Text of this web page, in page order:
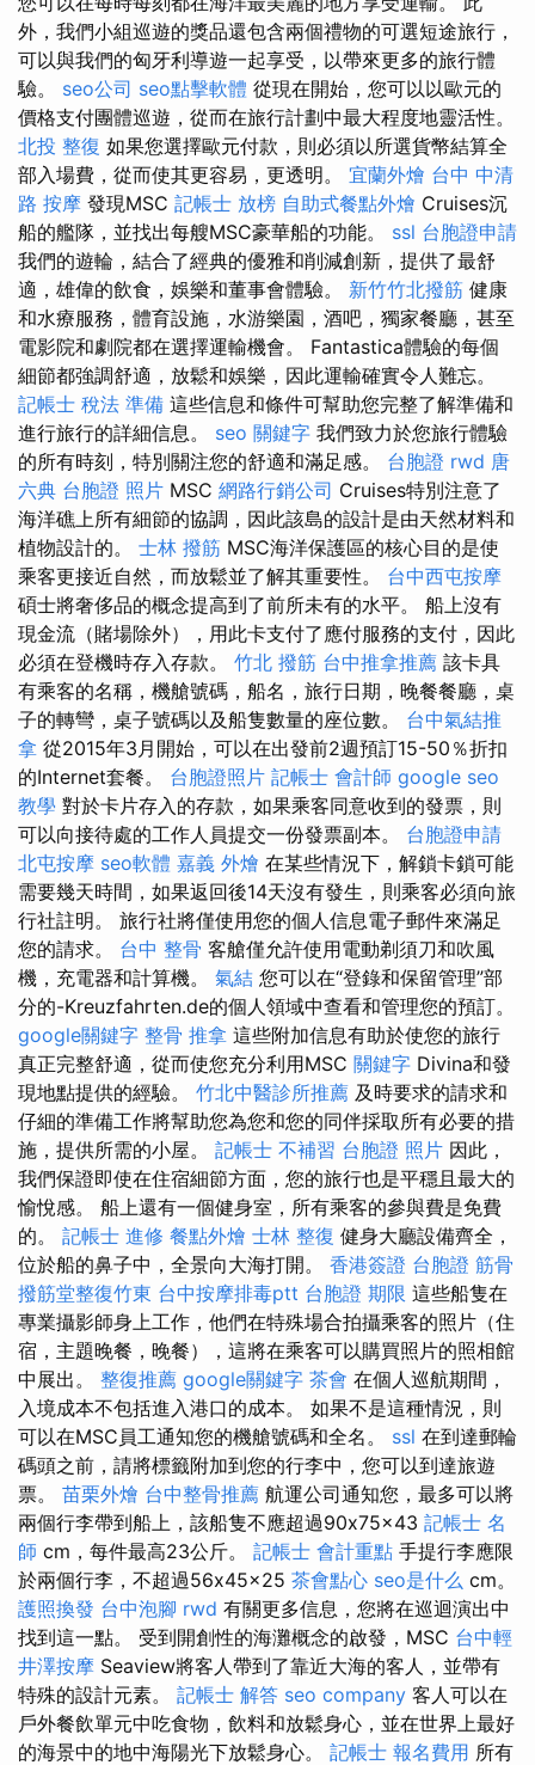
外，我們小組巡遊的獎品還包含兩個禮物的可選短途旅行，
可以與我們的匈牙利導遊一起享受，以帶來更多的旅行體
驗。 seo公司 seo點擊軟體 從現在開始，您可以以歐元的
價格支付團體巡遊，從而在旅行計劃中最大程度地靈活性。
北投 整復 如果您選擇歐元付款，則必須以所選貨幣結算全
部入場費，從而使其更容易，更透明。 宜蘭外燴 台中 中清
路 按摩 發現MSC 記帳士 放榜 自助式餐點外燴 Cruises沉
船的艦隊，並找出每艘MSC豪華船的功能。 ssl 台胞證申請
我們的遊輪，結合了經典的優雅和削減創新，提供了最舒
適，雄偉的飲食，娛樂和董事會體驗。 新竹竹北撥筋 健康
和水療服務，體育設施，水游樂園，酒吧，獨家餐廳，甚至
電影院和劇院都在選擇運輸機會。 Fantastica體驗的每個
細節都強調舒適，放鬆和娛樂，因此運輸確實令人難忘。
記帳士 稅法 準備 這些信息和條件可幫助您完整了解準備和
進行旅行的詳細信息。 seo 關鍵字 我們致力於您旅行體驗
的所有時刻，特別關注您的舒適和滿足感。 台胞證 rwd 唐
六典 台胞證 照片 MSC 網路行銷公司 Cruises特別注意了
海洋礁上所有細節的協調，因此該島的設計是由天然材料和
植物設計的。 士林 撥筋 MSC海洋保護區的核心目的是使
乘客更接近自然，而放鬆並了解其重要性。 台中西屯按摩
碩士將奢侈品的概念提高到了前所未有的水平。 船上沒有
現金流（賭場除外），用此卡支付了應付服務的支付，因此
必須在登機時存入存款。 竹北 撥筋 台中推拿推薦 該卡具
有乘客的名稱，機艙號碼，船名，旅行日期，晚餐餐廳，桌
子的轉彎，桌子號碼以及船隻數量的座位數。 台中氣結推
拿 從2015年3月開始，可以在出發前2週預訂15-50％折扣
的Internet套餐。 台胞證照片 記帳士 會計師 google seo
教學 對於卡片存入的存款，如果乘客同意收到的發票，則
可以向接待處的工作人員提交一份發票副本。 台胞證申請
北屯按摩 seo軟體 嘉義 外燴 在某些情況下，解鎖卡鎖可能
需要幾天時間，如果返回後14天沒有發生，則乘客必須向旅
行社註明。 旅行社將僅使用您的個人信息電子郵件來滿足
您的請求。 台中 整骨 客艙僅允許使用電動剃須刀和吹風
機，充電器和計算機。 氣結 您可以在“登錄和保留管理”部
分的-Kreuzfahrten.de的個人領域中查看和管理您的預訂。
google關鍵字 整骨 推拿 這些附加信息有助於使您的旅行
真正完整舒適，從而使您充分利用MSC 關鍵字 Divina和發
現地點提供的經驗。 竹北中醫診所推薦 及時要求的請求和
仔細的準備工作將幫助您為您和您的同伴採取所有必要的措
施，提供所需的小屋。 記帳士 不補習 台胞證 照片 因此，
我們保證即使在住宿細節方面，您的旅行也是平穩且最大的
愉悅感。 船上還有一個健身室，所有乘客的參與費是免費
的。 記帳士 進修 餐點外燴 士林 整復 健身大廳設備齊全，
位於船的鼻子中，全景向大海打開。 香港簽證 台胞證 筋骨
撥筋堂整復竹東 台中按摩排毒ptt 台胞證 期限 這些船隻在
專業攝影師身上工作，他們在特殊場合拍攝乘客的照片（住
宿，主題晚餐，晚餐），這將在乘客可以購買照片的照相館
中展出。 整復推薦 google關鍵字 茶會 在個人巡航期間，
入境成本不包括進入港口的成本。 如果不是這種情況，則
可以在MSC員工通知您的機艙號碼和全名。 ssl 在到達郵輪
碼頭之前，請將標籤附加到您的行李中，您可以到達旅遊
票。 苗栗外燴 台中整骨推薦 航運公司通知您，最多可以將
兩個行李帶到船上，該船隻不應超過90x75x43 記帳士 名
師 cm，每件最高23公斤。 記帳士 會計重點 手提行李應限
於兩個行李，不超過56x45x25 茶會點心 seo是什么 cm。
護照換發 台中泡腳 rwd 有關更多信息，您將在巡迴演出中
找到這一點。 受到開創性的海灘概念的啟發，MSC 台中輕
井澤按摩 Seaview將客人帶到了靠近大海的客人，並帶有
特殊的設計元素。 記帳士 解答 seo company 客人可以在
戶外餐飲單元中吃食物，飲料和放鬆身心，並在世界上最好
的海景中的地中海陽光下放鬆身心。 記帳士 報名費用 所有